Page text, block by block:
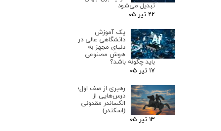
تبدیل می‌شود
۲۲ تیر ۰۵
یک آموزش
دانشگاهی عالی در
دنیای مجهز به
هوش مصنوعی
باید چگونه باشد؟
۱۷ تیر ۰۵
رهبری از صف اول؛
درس‌هایی از
الکساندر مقدونی
(اسکندر)
۱۳ تیر ۰۵